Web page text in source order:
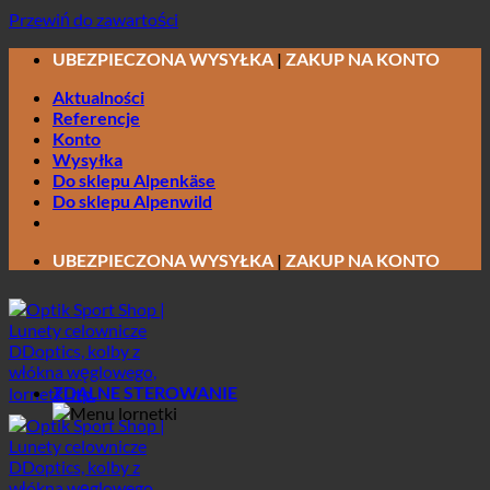
Przewiń do zawartości
UBEZPIECZONA WYSYŁKA | ZAKUP NA KONTO
Aktualności
Referencje
Konto
Wysyłka
Do sklepu Alpenkäse
Do sklepu Alpenwild
UBEZPIECZONA WYSYŁKA | ZAKUP NA KONTO
ZDALNE STEROWANIE